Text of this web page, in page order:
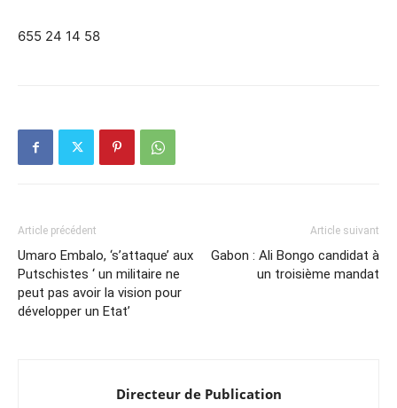
655 24 14 58
Article précédent
Umaro Embalo, ‘s’attaque’ aux
Putschistes ‘ un militaire ne
peut pas avoir la vision pour
développer un Etat’
Article suivant
Gabon : Ali Bongo candidat à
un troisième mandat
Directeur de Publication